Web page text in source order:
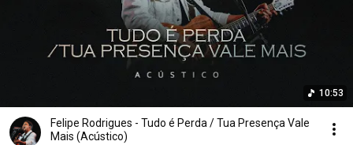
10:53
Felipe Rodrigues - Tudo é Perda / Tua Presença Vale
Mais (Acústico)